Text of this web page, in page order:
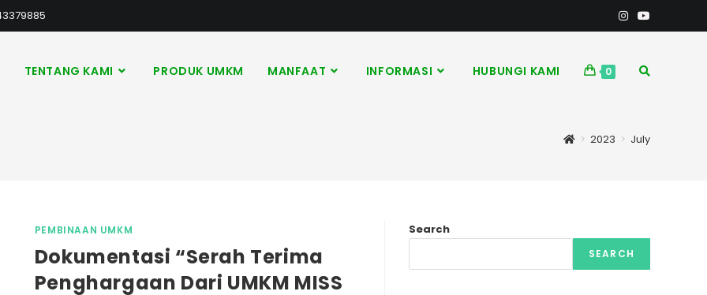
TENTANG KAMI PRODUK UMKM MANFAAT INFORMASI HUBUNGI KAMI 0
> 2023 > July
PEMBINAAN UMKM
Dokumentasi “Serah Terima
Penghargaan Dari UMKM MISS
Search
SEARCH